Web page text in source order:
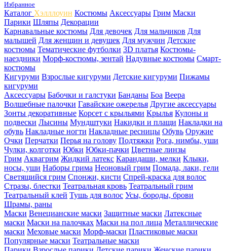
Избранное
Каталог Хэлллоуин Костюмы Аксессуары Грим Маски
Парики Шляпы Декорации
Карнавальные костюмы Для девочек Для мальчиков Для
малышей Для женщин и девушек Для мужчин Детские
костюмы Тематические футболки 3D платья Костюмы-
наездники Морф-костюмы, зентай Надувные костюмы Смарт-
костюмы
Кигуруми Взрослые кигуруми Детские кигуруми Пижамы
кигуруми
Аксессуары Бабочки и галстуки Банданы Боа Веера
Волшебные палочки Гавайские ожерелья Другие аксессуары
Зонты декоративные Корсет с крыльями Крылья Кулоны и
подвески Лысины Мундштуки Накидки и плащи Накладки на
обувь Накладные ногти Накладные ресницы Обувь Оружие
Очки Перчатки Перья на голову Подтяжки Рога, нимбы, уши
Чулки, колготки Юбки Юбки-пачки Цветные линзы
Грим Аквагрим Жидкий латекс Карандаши, мелки Клыки,
носы, уши Наборы грима Неоновый грим Помада, лаки, гели
Светящийся грим Спонжи, кисти Спрей-краска для волос
Стразы, блестки Театральная кровь Театральный грим
Театральный клей Тушь для волос Усы, бороды, брови
Шрамы, раны
Маски Венецианские маски Защитные маски Латексные
маски Маски на палочках Маски на пол лица Металлические
маски Меховые маски Морф-маски Пластиковые маски
Популярные маски Театральные маски